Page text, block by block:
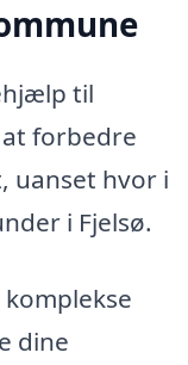
til
forbedre
uanset hvor i
i Fjelsø.
dine